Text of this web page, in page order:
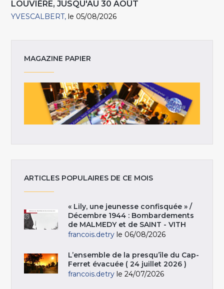
LOUVIÈRE, JUSQU'AU 30 AOÛT
YVESCALBERT le 05/08/2026
MAGAZINE PAPIER
ARTICLES POPULAIRES DE CE MOIS
« Lily, une jeunesse confisquée » /
Décembre 1944 : Bombardements
de MALMEDY et de SAINT - VITH
francois.detry le 06/08/2026
L’ensemble de la presqu’île du Cap-
Ferret évacuée ( 24 juillet 2026 )
francois.detry le 24/07/2026